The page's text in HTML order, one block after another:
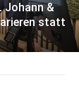
Johann &
statt